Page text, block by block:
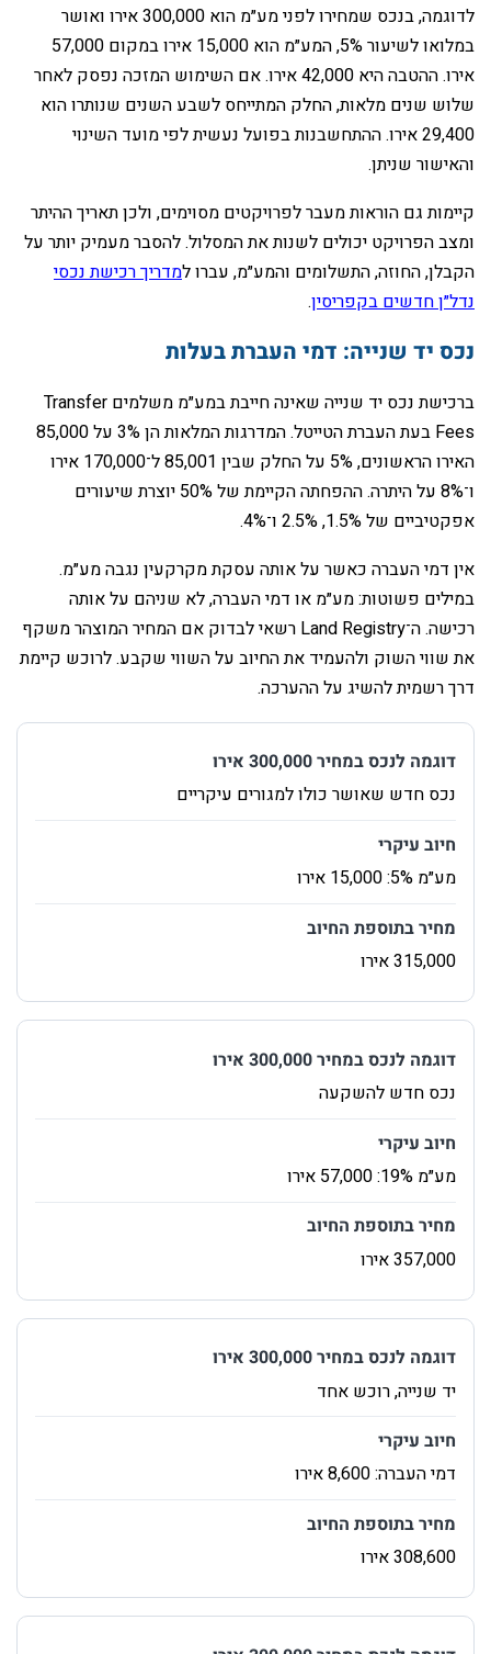
‏לדוגמה, בנכס שמחירו לפני מע״מ הוא 300,000 אירו ואושר
במלואו לשיעור 5%, המע״מ הוא 15,000 אירו במקום 57,000
אירו. ההטבה היא 42,000 אירו. אם השימוש המזכה נפסק לאחר
שלוש שנים מלאות, החלק המתייחס לשבע השנים שנותרו הוא
29,400 אירו. ההתחשבנות בפועל נעשית לפי מועד השינוי
והאישור שניתן.
‏קיימות גם הוראות מעבר לפרויקטים מסוימים, ולכן תאריך ההיתר
ומצב הפרויקט יכולים לשנות את המסלול. להסבר מעמיק יותר על
הקבלן, החוזה, התשלומים והמע״מ, עברו למדריך רכישת נכסי
נדל״ן חדשים בקפריסין.
‏נכס יד שנייה: דמי העברת בעלות
‏ברכישת נכס יד שנייה שאינה חייבת במע״מ משלמים Transfer
Fees בעת העברת הטייטל. המדרגות המלאות הן 3% על 85,000
האירו הראשונים, 5% על החלק שבין 85,001 ל־170,000 אירו
ו־8% על היתרה. ההפחתה הקיימת של 50% יוצרת שיעורים
אפקטיביים של 1.5%, 2.5% ו־4%.
‏אין דמי העברה כאשר על אותה עסקת מקרקעין נגבה מע״מ.
במילים פשוטות: מע״מ או דמי העברה, לא שניהם על אותה
רכישה. ה־Land Registry רשאי לבדוק אם המחיר המוצהר משקף
את שווי השוק ולהעמיד את החיוב על השווי שקבע. לרוכש קיימת
דרך רשמית להשיג על ההערכה.
‏דוגמה לנכס במחיר 300,000 אירו
‏נכס חדש שאושר כולו למגורים עיקריים
‏מע״מ 5%: 15,000 אירו
‏נכס חדש להשקעה
‏מע״מ 19%: 57,000 אירו
‏יד שנייה, רוכש אחד
‏דמי העברה: 8,600 אירו